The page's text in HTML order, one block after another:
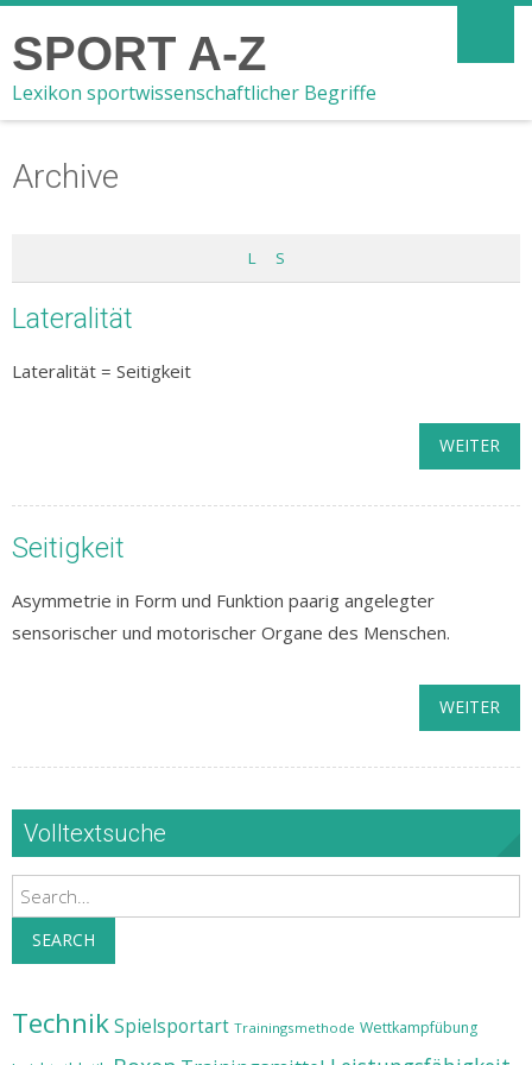
SPORT A-Z
Lexikon sportwissenschaftlicher Begriffe
Archive
L S
Lateralität
Lateralität = Seitigkeit
WEITER
Seitigkeit
Asymmetrie in Form und Funktion paarig angelegter
sensorischer und motorischer Organe des Menschen.
WEITER
Volltextsuche
Search
SEARCH
TechnikSpielsportart Trainingsmethode Wettkampfübung